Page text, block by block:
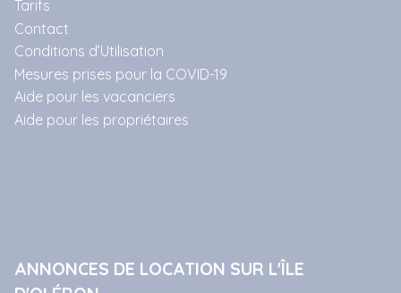
Tarifs
Contact
Conditions d’Utilisation
Mesures prises pour la COVID-19
Aide pour les vacanciers
Aide pour les propriétaires
ANNONCES DE LOCATION SUR L'ÎLE